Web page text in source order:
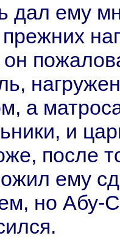
он
а
и
после
ему
но Абу-